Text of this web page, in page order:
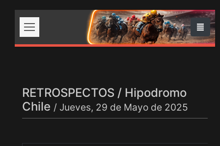
RETROSPECTOS / Hipodromo
Chile / Jueves, 29 de Mayo de 2025